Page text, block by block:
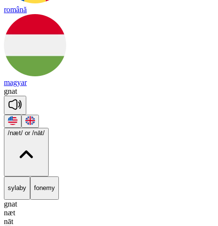
română
magyar
gnat
/næt/ or /nāt/
sylaby fonemy
gnat
næt
nāt